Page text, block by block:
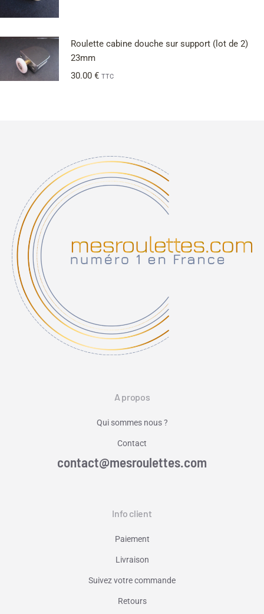
Roulette cabine douche sur support (lot de 2)
23mm
30.00 € TTC
A propos
Qui sommes nous ?
Contact
contact@mesroulettes.com
Info client
Paiement
Livraison
Suivez votre commande
Retours